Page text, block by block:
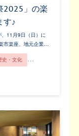
2025」の楽
す♪
11月9日（日）に
市楽座、地元企業…
史・文化